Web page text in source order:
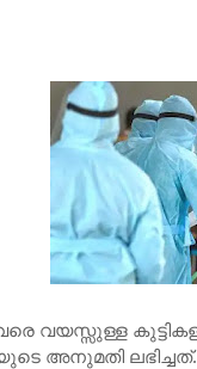
വ​​യ​​സ്സു​​ള്ള
അ​​നു​​മ​​തി